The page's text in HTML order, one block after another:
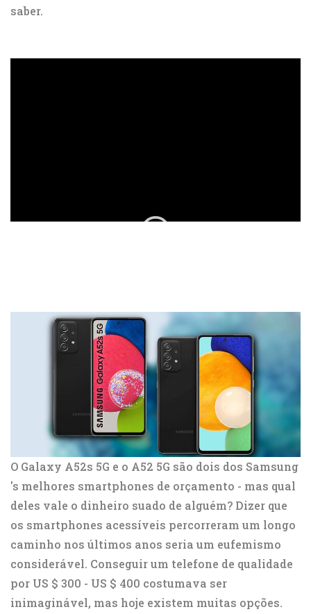
saber.
O Galaxy A52s 5G e o A52 5G são dois dos Samsung
's melhores smartphones de orçamento - mas qual
deles vale o dinheiro suado de alguém? Dizer que
os smartphones acessíveis percorreram um longo
caminho nos últimos anos seria um eufemismo
considerável. Conseguir um telefone de qualidade
por US $ 300 - US $ 400 costumava ser
inimaginável, mas hoje existem muitas opções.